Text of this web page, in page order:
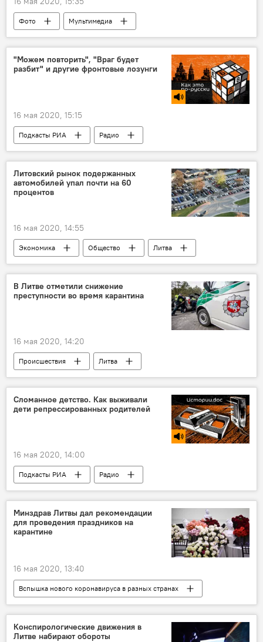
Фото
Мультимедиа
Вспышка нового коронавируса в разных странах
Литва
Вильнюс
карантин
коронавирус
"Можем повторить", "Враг будет
разбит" и другие фронтовые лозунги
16 мая 2020, 15:15
Подкасты РИА Радио
Литовский рынок подержанных
автомобилей упал почти на 60
процентов
16 мая 2020, 14:55
Экономика Общество
Литва
рынок
автомобили
В Литве отметили снижение
преступности во время карантина
16 мая 2020, 14:20
Происшествия
Литва
преступления
полиция карантин
Сломанное детство. Как выживали
дети репрессированных родителей
16 мая 2020, 14:00
Подкасты РИА Радио
Минздрав Литвы дал рекомендации
для проведения праздников на
карантине
16 мая 2020, 13:40
Вспышка нового коронавируса в разных странах
Общество
Литва
карантин
Конспирологические движения в
Литве набирают обороты